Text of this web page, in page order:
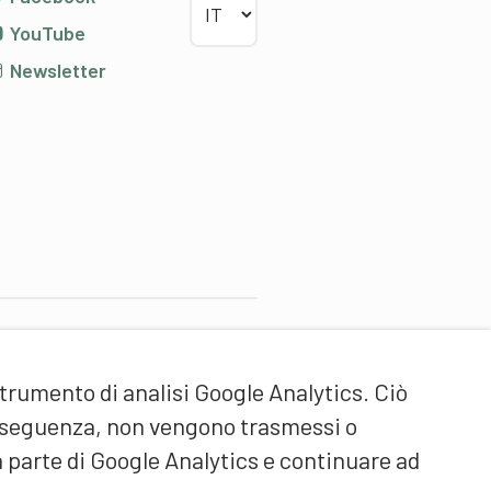
di analisi Google Analytics. Ciò
non vengono trasmessi o
di Google Analytics e continuare ad
YouTube
Newsletter
universitaria federale
Sport Macolin SUFSM
FR)